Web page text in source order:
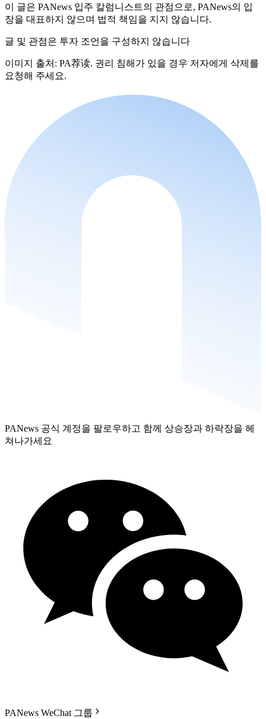
이 글은 PANews 입주 칼럼니스트의 관점으로, PANews의 입
장을 대표하지 않으며 법적 책임을 지지 않습니다.
글 및 관점은 투자 조언을 구성하지 않습니다
이미지 출처: PA荐读. 권리 침해가 있을 경우 저자에게 삭제를
요청해 주세요.
PANews 공식 계정을 팔로우하고 함께 상승장과 하락장을 헤
쳐나가세요
PANews WeChat 그룹